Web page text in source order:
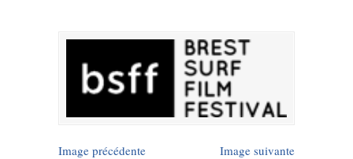
Image précédente Image suivante